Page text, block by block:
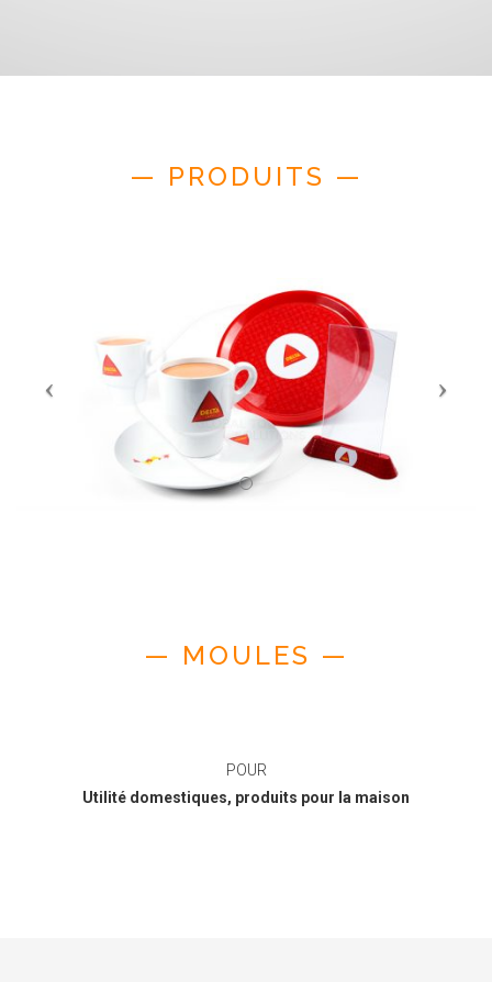
— PRODUITS —
— MOULES —
POUR
Utilité domestiques, produits pour la maison